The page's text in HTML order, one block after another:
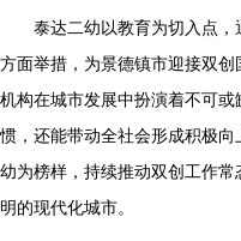
泰达二幼以教育为切入点
方面举措，为景德镇市迎接双
机构在城市发展中扮演着不可
惯，还能带动全社会形成积极
幼为榜样，持续推动双创工作
明的现代化城市。